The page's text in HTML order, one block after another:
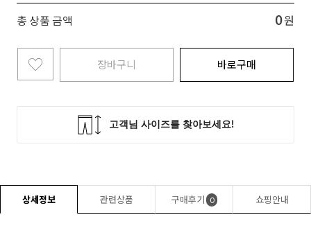
총 상품 금액 0 원
장바구니 바로구매
상세정보 관련상품 구매후기 0 쇼핑안내